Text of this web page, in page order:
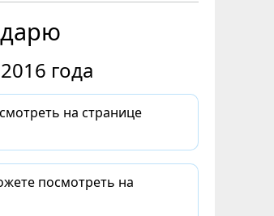
года
на странице
посмотреть на